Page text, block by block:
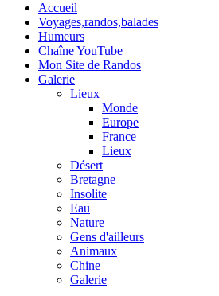
Accueil
Voyages,randos,balades
Humeurs
Chaîne YouTube
Mon Site de Randos
Galerie
Lieux
Monde
Europe
France
Lieux
Désert
Bretagne
Insolite
Eau
Nature
Gens d'ailleurs
Animaux
Chine
Galerie